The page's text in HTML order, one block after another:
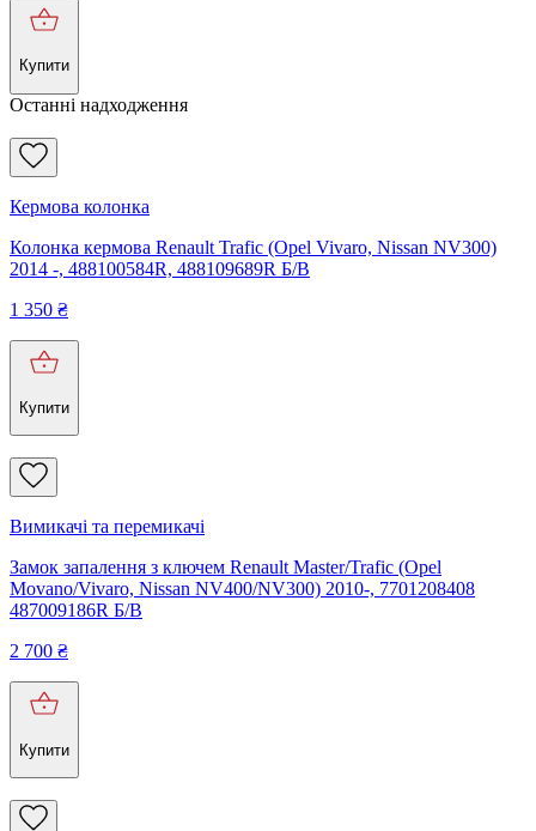
Купити
Останні надходження
Кермова колонка
Колонка кермова Renault Trafic (Opel Vivaro, Nissan NV300)
2014 -, 488100584R, 488109689R Б/В
1 350 ₴
Купити
Вимикачі та перемикачі
Замок запалення з ключем Renault Master/Trafic (Opel
Movano/Vivaro, Nissan NV400/NV300) 2010-, 7701208408
487009186R Б/В
2 700 ₴
Купити